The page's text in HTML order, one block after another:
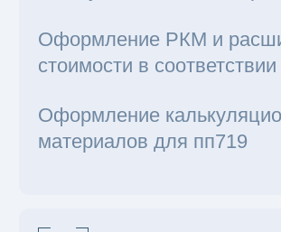
Политика конфиденциальности
ИНН7801723861/КПП780101001